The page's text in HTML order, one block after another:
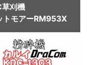
草刈機
トモアーRM953X